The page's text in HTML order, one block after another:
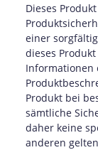
Dieses
einer
dieses
Informationen
Produkt bei
sämtliche
daher keine
anderen